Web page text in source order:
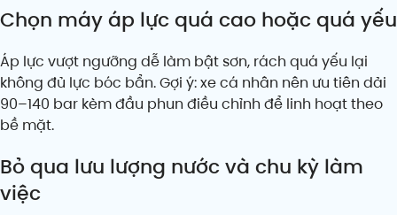
Chọn máy áp lực quá cao hoặc quá yếu
Áp lực vượt ngưỡng dễ làm bật sơn, rách quá yếu lại
không đủ lực bóc bẩn. Gợi ý: xe cá nhân nên ưu tiên dải
90–140 bar kèm đầu phun điều chỉnh để linh hoạt theo
bề mặt.
Bỏ qua lưu lượng nước và chu kỳ làm
việc